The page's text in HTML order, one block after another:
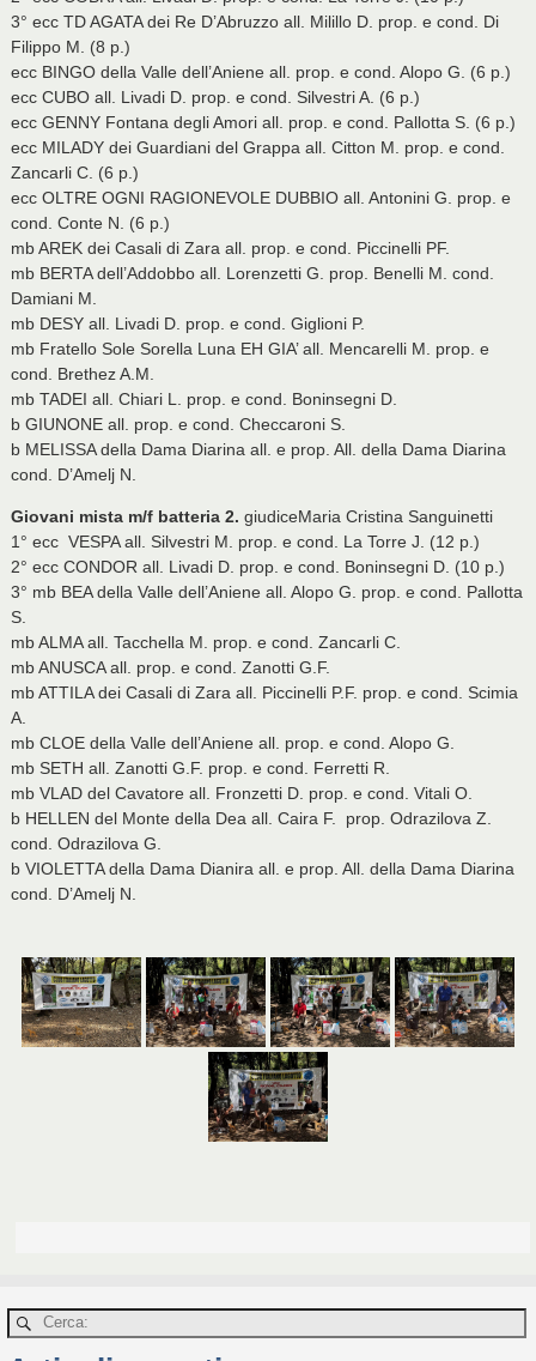
3° ecc TD AGATA dei Re D’Abruzzo all. Milillo D. prop. e cond. Di
Filippo M. (8 p.)
ecc BINGO della Valle dell’Aniene all. prop. e cond. Alopo G. (6 p.)
ecc CUBO all. Livadi D. prop. e cond. Silvestri A. (6 p.)
ecc GENNY Fontana degli Amori all. prop. e cond. Pallotta S. (6 p.)
ecc MILADY dei Guardiani del Grappa all. Citton M. prop. e cond.
Zancarli C. (6 p.)
ecc OLTRE OGNI RAGIONEVOLE DUBBIO all. Antonini G. prop. e
cond. Conte N. (6 p.)
mb AREK dei Casali di Zara all. prop. e cond. Piccinelli PF.
mb BERTA dell’Addobbo all. Lorenzetti G. prop. Benelli M. cond.
Damiani M.
mb DESY all. Livadi D. prop. e cond. Giglioni P.
mb Fratello Sole Sorella Luna EH GIA’ all. Mencarelli M. prop. e
cond. Brethez A.M.
mb TADEI all. Chiari L. prop. e cond. Boninsegni D.
b GIUNONE all. prop. e cond. Checcaroni S.
b MELISSA della Dama Diarina all. e prop. All. della Dama Diarina
cond. D’Amelj N.
Giovani mista m/f batteria 2. giudiceMaria Cristina Sanguinetti
1° ecc VESPA all. Silvestri M. prop. e cond. La Torre J. (12 p.)
2° ecc CONDOR all. Livadi D. prop. e cond. Boninsegni D. (10 p.)
3° mb BEA della Valle dell’Aniene all. Alopo G. prop. e cond. Pallotta
S.
mb ALMA all. Tacchella M. prop. e cond. Zancarli C.
mb ANUSCA all. prop. e cond. Zanotti G.F.
mb ATTILA dei Casali di Zara all. Piccinelli P.F. prop. e cond. Scimia
A.
mb CLOE della Valle dell’Aniene all. prop. e cond. Alopo G.
mb SETH all. Zanotti G.F. prop. e cond. Ferretti R.
mb VLAD del Cavatore all. Fronzetti D. prop. e cond. Vitali O.
b HELLEN del Monte della Dea all. Caira F. prop. Odrazilova Z.
cond. Odrazilova G.
b VIOLETTA della Dama Dianira all. e prop. All. della Dama Diarina
cond. D’Amelj N.